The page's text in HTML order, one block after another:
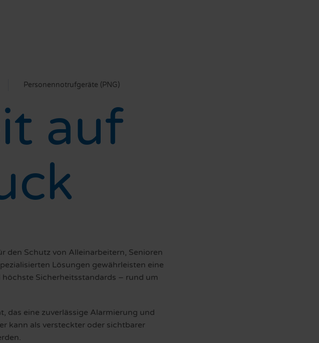
Personennotrufgeräte (PNG)
auf
den Schutz von Alleinarbeitern, Senioren
Lösungen gewährleisten eine
Sicherheitsstandards – rund um
das eine zuverlässige Alarmierung und
kann als versteckter oder sichtbarer